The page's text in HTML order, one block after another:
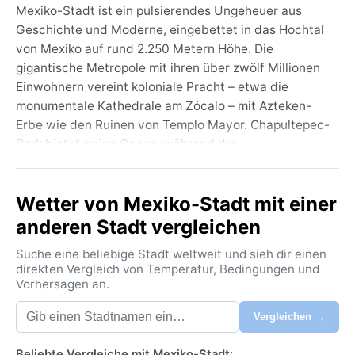
Mexiko-Stadt ist ein pulsierendes Ungeheuer aus
Geschichte und Moderne, eingebettet in das Hochtal
von Mexiko auf rund 2.250 Metern Höhe. Die
gigantische Metropole mit ihren über zwölf Millionen
Einwohnern vereint koloniale Pracht – etwa die
monumentale Kathedrale am Zócalo – mit Azteken-
Erbe wie den Ruinen von Templo Mayor. Chapultepec-
Park bietet grüne Oasen, während die
die Straßen brodeln vor Leben, und die Mischung aus
indigenen und spanischen Einflüssen prägt jede Ecke.
Nach der Köppen-Klassifikation herrscht hier ein
subtropisches Hochlandklima (Cwb), das die
Jahreszeiten mildert. Die Sommer von Mai bis
Oktober bringen die meiste Niederschläge: fast
täglich am Nachmittag heftige, aber kurze Gewitter,
Wetter von Mexiko-Stadt mit einer
anderen Stadt vergleichen
Suche eine beliebige Stadt weltweit und sieh dir einen
direkten Vergleich von Temperatur, Bedingungen und
Vorhersagen an.
Vergleichen →